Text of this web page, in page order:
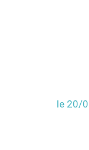
le 20/